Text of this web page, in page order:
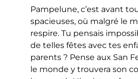
Pampelune, c’est avant
spacieuses, où malgré le
respire. Tu pensais
de telles fêtes avec tes
parents ? Pense aux San
le monde y trouvera son